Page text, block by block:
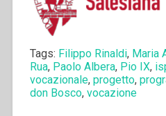
Tags: Filippo Rinaldi, Maria
Rua, Paolo Albera, Pio IX,
vocazionale, progetto,
don Bosco, vocazione